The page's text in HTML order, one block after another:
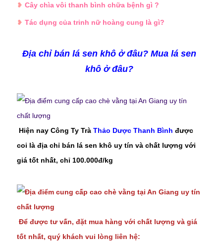
❥ Cây chìa vôi thanh bình chữa bệnh gì ?
❥ Tác dụng của trinh nữ hoàng cung là gì?
Địa chỉ bán lá sen khô ở đâu? Mua lá sen
khôở đâu?
Hiện nay Công Ty Trà Thảo Dược Thanh Bình được
coi là địa chỉ bán lá sen khô uy tín và chất lượng với
giá tốt nhất, chỉ 100.000đ/kg
Để được tư vấn, đặt mua hàng với chất lượng và giá
tốt nhất, quý khách vui lòng liên hệ: